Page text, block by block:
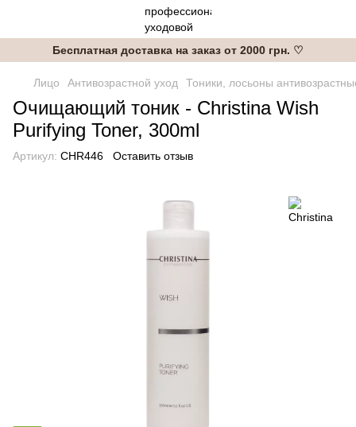
Бесплатная доставка на заказ от 2000 грн. ♡
Лицо Антивозрастной уход Тоники, лосьоны
Очищающий тоник - Christina Wish
Purifying Toner, 300ml
Артикул: CHR446 Оставить отзыв